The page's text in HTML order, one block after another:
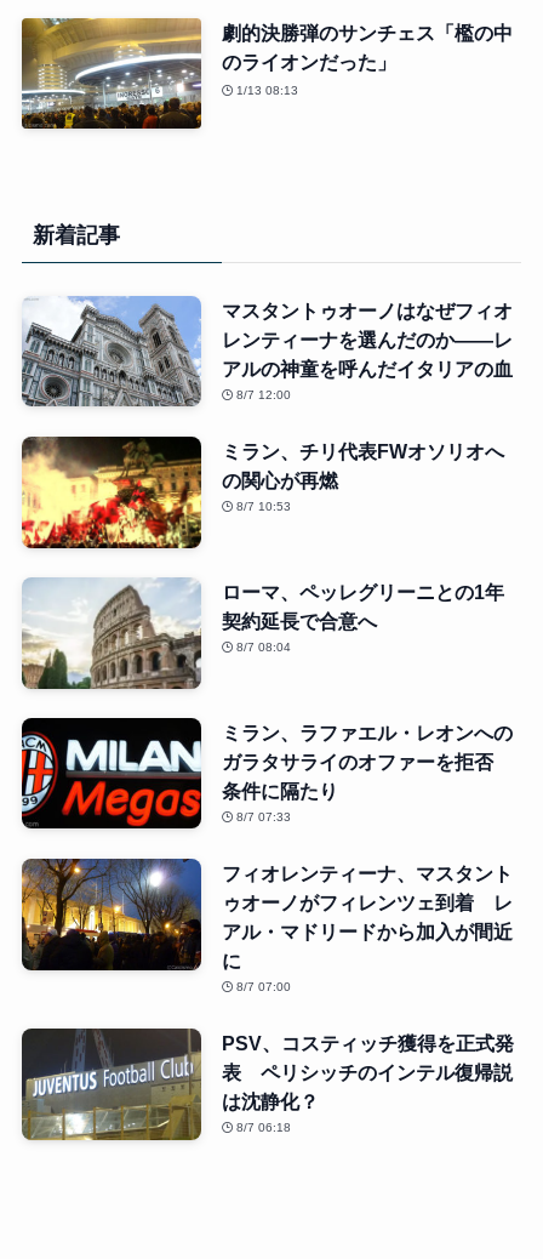
劇的決勝弾のサンチェス「檻の中
のライオンだった」
1/13 08:13
新着記事
マスタントゥオーノはなぜフィオ
レンティーナを選んだのか――レ
アルの神童を呼んだイタリアの血
8/7 12:00
ミラン、チリ代表FWオソリオへ
の関心が再燃
8/7 10:53
ローマ、ペッレグリーニとの1年
契約延長で合意へ
8/7 08:04
ミラン、ラファエル・レオンへの
ガラタサライのオファーを拒否
条件に隔たり
8/7 07:33
フィオレンティーナ、マスタント
ゥオーノがフィレンツェ到着 レ
アル・マドリードから加入が間近
に
8/7 07:00
PSV、コスティッチ獲得を正式発
表 ペリシッチのインテル復帰説
は沈静化？
8/7 06:18